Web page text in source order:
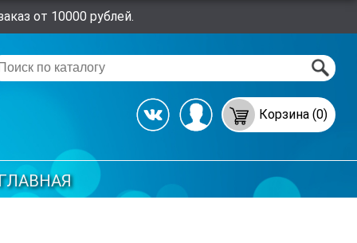
от 10000 рублей.
Корзина (0)
ГЛАВНАЯ